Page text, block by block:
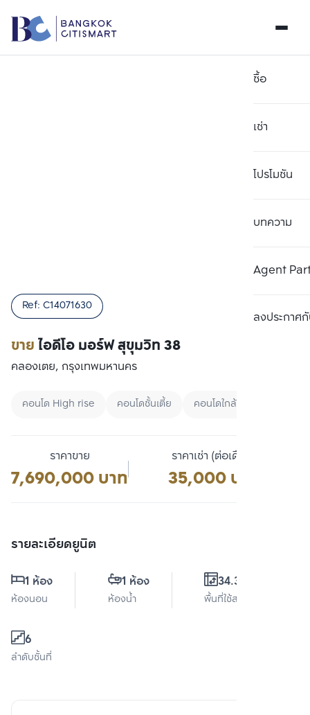
ซื้อ
เช่า
โปรโมชัน
บทความ
Agent
ลงประกาศกั
ขายไอดีโอ มอร์ฟ สุขุมวิท 38
Ref: C14071630
คลองเตย, กรุงเทพมหานคร
คอนโด High rise คอนโดชั้นเตี้ย คอนโดใกล้ BTS
ราคาขาย
7,690,000 บาท
ราคาเช่า (ต่อเดือน)
35,000 บาท
รายละเอียดยูนิต
1 ห้อง
ห้องนอน
1 ห้อง
ห้องน้ำ
34.37 ตร.ม.
พื้นที่ใช้สอย
6
ลำดับชั้นที่